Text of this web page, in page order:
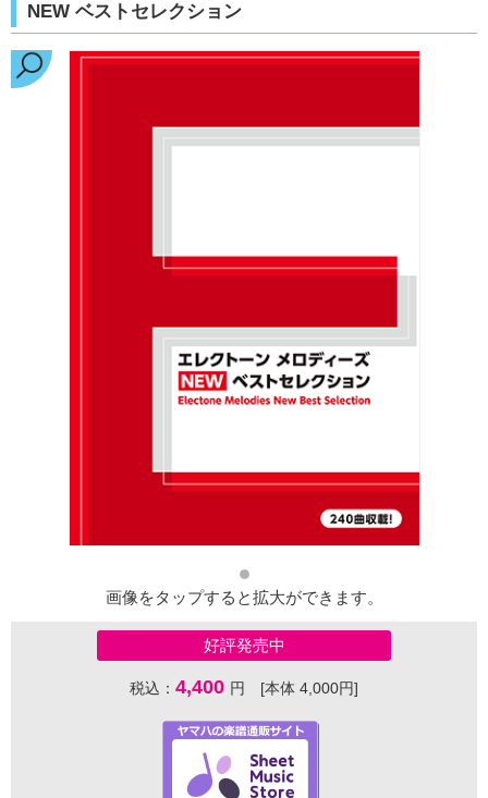
NEW ベストセレクション
画像をタップすると拡大ができます。
好評発売中
税込： 4,400 円 [本体 4,000円]